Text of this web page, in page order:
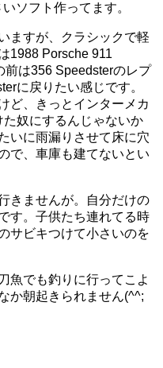
ソフト作ってます。
ますが、クラシックで軽
1988 Porsche 911
前は356 Speedsterのレプ
に戻りたい感じです。
ど、きっとインターメカ
奴にするんじゃないか
いに雨漏りさせて床に穴
で、車庫も建てないとい
きませんが。自分だけの
す。子供たち連れてる時
サビキつけて小さいのを
魚でも釣りに行ってこよ
か朝起きられません(^^;